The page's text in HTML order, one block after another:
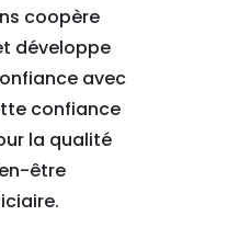
coopère
développe
avec
confiance
la qualité
être